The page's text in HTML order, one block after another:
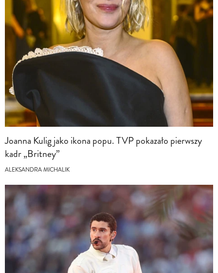
Joanna Kulig jako ikona popu. TVP pokazało pierwszy
kadr „Britney”
ALEKSANDRA MICHALIK